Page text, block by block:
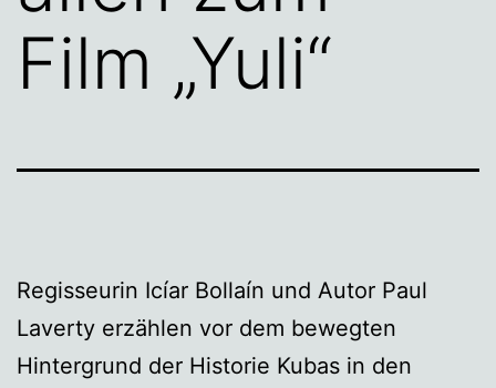
Film „Yuli“
Regisseurin Icíar Bollaín und Autor Paul
Laverty erzählen vor dem bewegten
Hintergrund der Historie Kubas in den